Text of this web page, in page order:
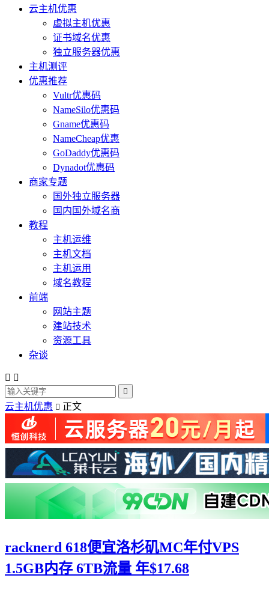
云主机优惠
虚拟主机优惠
证书域名优惠
独立服务器优惠
主机测评
优惠推荐
Vultr优惠码
NameSilo优惠码
Gname优惠码
NameCheap优惠
GoDaddy优惠码
Dynadot优惠码
商家专题
国外独立服务器
国内国外域名商
教程
主机运维
主机文档
主机运用
域名教程
前端
网站主题
建站技术
资源工具
杂谈
 

云主机优惠  正文
racknerd 618便宜洛杉矶MC年付VPS
1.5GB内存 6TB流量 年$17.68